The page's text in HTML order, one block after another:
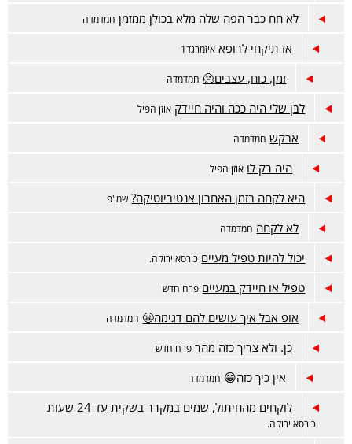
לא חח כבר הפה שלה מלא בכולן ממזמן חמדמדה
אז תיקחי לרופא איזמרגד1
זמן, כוח, עצבים🫠 חמדמדה
לבן שלי היה ככה והיה חיידק אוזן הפיל
אבקש חמדמדה
היה רק לו אוזן הפיל
היא לקחה בזמן האחרון אנטיביוטיקה? שמ"פ
לא לקחה חמדמדה
יכול להיות טפיל מעיים כורסא ירוקה.
טפיל או חיידק במעיים פרח חדש
אופ אבל איך עושים להם דגימה😬 חמדמדה
כן. ולא צריך כזה מהר פרח חדש
אין כיך כזה😁 חמדמדה
לוקחים מהחיתול, שמים במקרר בשקית עד 24 שעות
כורסא ירוקה.